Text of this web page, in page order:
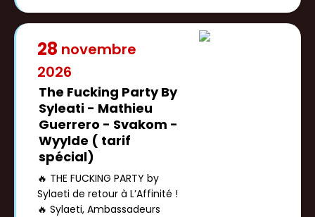
28 novembre
2026
The Fucking Party By
Syleati - Mathieu
Guerrero - Svakom -
Wyylde ( tarif
spécial)
🔥 THE FUCKING PARTY by
Sylaeti de retour à L’Affinité !
🔥 Sylaeti, Ambassadeurs